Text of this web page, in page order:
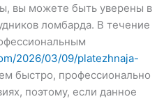
вы можете быть уверены в
ломбарда. В течение
2026/03/09/platezhnaja-
быстро, профессионально
поэтому, если данное